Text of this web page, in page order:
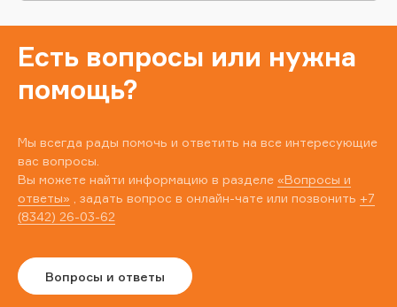
Есть вопросы или нужна
помощь?
Мы всегда рады помочь и ответить на все интересующие
вас вопросы.
Вы можете найти информацию в разделе «Вопросы и
ответы» , задать вопрос в онлайн-чате или позвонить +7
(8342) 26-03-62
Вопросы и ответы